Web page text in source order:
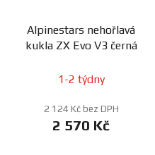
Alpinestars nehořlavá
kukla ZX Evo V3 černá
1-2 týdny
2 124 Kč bez DPH
2 570 Kč